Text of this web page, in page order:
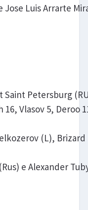
Jose Luis Arrarte
Petersburg
16, Vlasov 5, Deroo
(L),
e Alexander